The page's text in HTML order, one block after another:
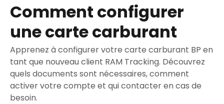
Comment configurer
une carte carburant
Apprenez à configurer votre carte carburant BP en
tant que nouveau client RAM Tracking. Découvrez
quels documents sont nécessaires, comment
activer votre compte et qui contacter en cas de
besoin.